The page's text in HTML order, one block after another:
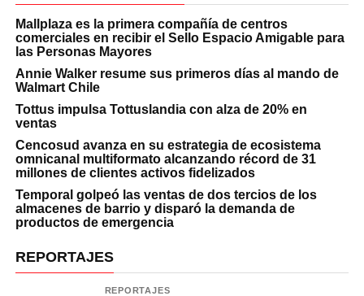
Mallplaza es la primera compañía de centros
comerciales en recibir el Sello Espacio Amigable para
las Personas Mayores
Annie Walker resume sus primeros días al mando de
Walmart Chile
Tottus impulsa Tottuslandia con alza de 20% en
ventas
Cencosud avanza en su estrategia de ecosistema
omnicanal multiformato alcanzando récord de 31
millones de clientes activos fidelizados
Temporal golpeó las ventas de dos tercios de los
almacenes de barrio y disparó la demanda de
productos de emergencia
REPORTAJES
REPORTAJES